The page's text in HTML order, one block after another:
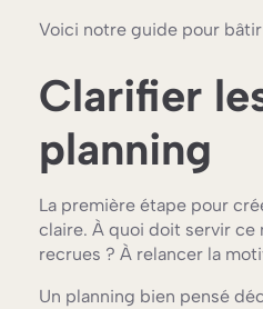
Voici notre guide pour
Clarifier
planning
La première étape pour
claire. À quoi doit servir ce
recrues ? À relancer la
Un planning bien pensé